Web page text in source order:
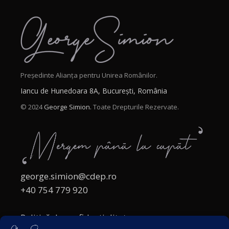
Președinte Alianța pentru Unirea Românilor.
Iancu de Hunedoara 8A, București, România
© 2024George Simion. Toate Drepturile Rezervate.
george.simion@cdep.ro
+40 754 779 920
Politică de confidențialitate